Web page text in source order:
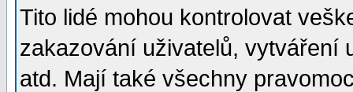
Tito lidé mohou kontrolovat
zakazování uživatelů, vytváření
atd. Mají také všechny